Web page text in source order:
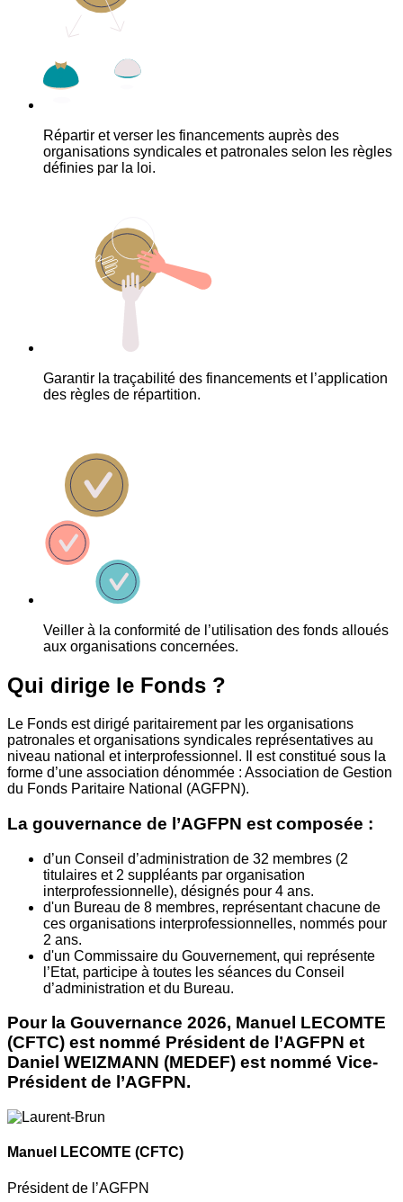
Répartir et verser les financements auprès des
organisations syndicales et patronales selon les règles
définies par la loi.
Garantir la traçabilité des financements et l’application
des règles de répartition.
Veiller à la conformité de l’utilisation des fonds alloués
aux organisations concernées.
Qui dirige le Fonds ?
Le Fonds est dirigé paritairement par les organisations
patronales et organisations syndicales représentatives au
niveau national et interprofessionnel. Il est constitué sous la
forme d’une association dénommée : Association de Gestion
du Fonds Paritaire National (AGFPN).
La gouvernance de l’AGFPN est composée :
d’un Conseil d’administration de 32 membres (2
titulaires et 2 suppléants par organisation
interprofessionnelle), désignés pour 4 ans.
d'un Bureau de 8 membres, représentant chacune de
ces organisations interprofessionnelles, nommés pour
2 ans.
d'un Commissaire du Gouvernement, qui représente
l’Etat, participe à toutes les séances du Conseil
d’administration et du Bureau.
Pour la Gouvernance 2026, Manuel LECOMTE
(CFTC) est nommé Président de l’AGFPN et
Daniel WEIZMANN (MEDEF) est nommé Vice-
Président de l’AGFPN.
Manuel LECOMTE (CFTC)
Président de l’AGFPN